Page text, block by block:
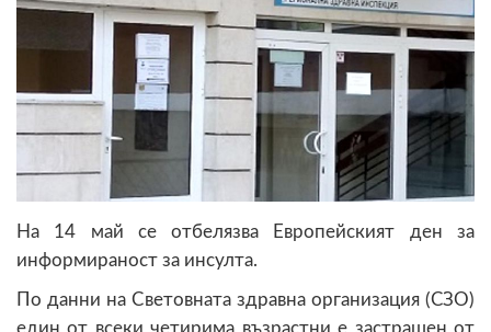
На 14 май се отбелязва Европейският ден за
информираност за инсулта.
По данни на Световната здравна организация (СЗО)
един от всеки четирима възрастни е застрашен от